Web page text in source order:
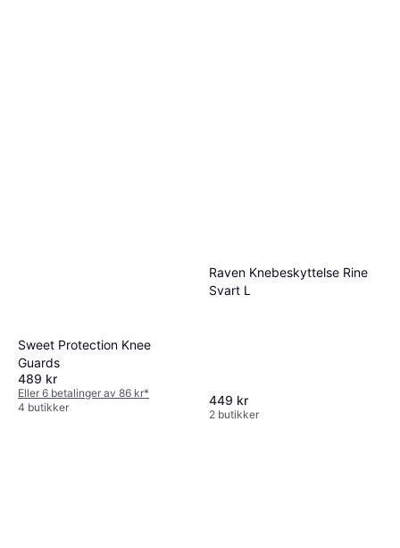
Sweet Protection Knee
Guards
489 kr
Eller 6 betalinger av 86 kr*
4 butikker
Raven Knebeskyttelse Rine
Svart L
449 kr
2 butikker